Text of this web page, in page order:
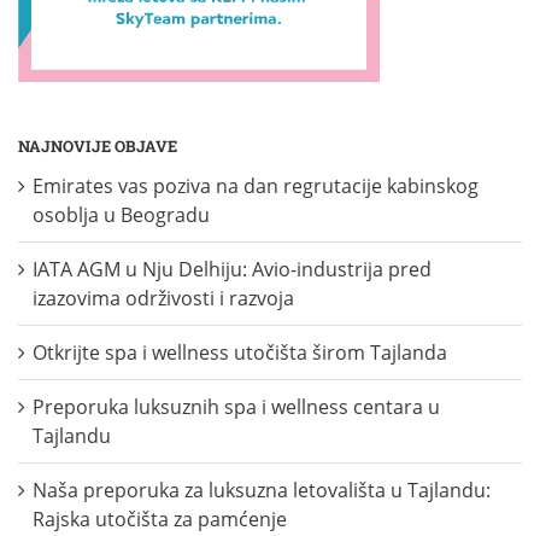
NAJNOVIJE OBJAVE
Emirates vas poziva na dan regrutacije kabinskog
osoblja u Beogradu
IATA AGM u Nju Delhiju: Avio-industrija pred
izazovima održivosti i razvoja
Otkrijte spa i wellness utočišta širom Tajlanda
Preporuka luksuznih spa i wellness centara u
Tajlandu
Naša preporuka za luksuzna letovališta u Tajlandu:
Rajska utočišta za pamćenje